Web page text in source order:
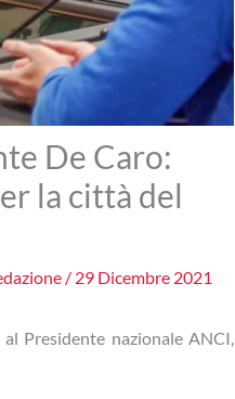
De Caro:
la città del
/ 29 Dicembre 2021
Presidente nazionale ANCI,